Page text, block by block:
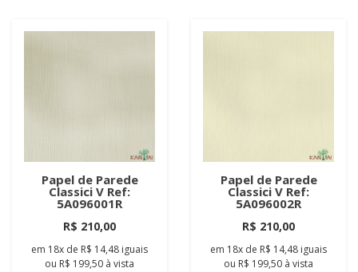
Papel de Parede
Classici V Ref:
5A096001R
R$ 210,00
em 18x de R$ 14,48 iguais
ou R$ 199,50 à vista
Papel de Parede
Classici V Ref:
5A096002R
R$ 210,00
em 18x de R$ 14,48 iguais
ou R$ 199,50 à vista